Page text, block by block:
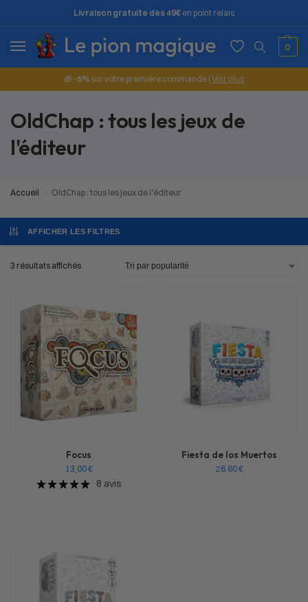
Livraison gratuite dès 49€ en point relais
0
🎁 -5% sur votre première commande ! Voir plus
OldChap : tous les jeux de
l'éditeur
Accueil OldChap : tous les jeux de l'éditeur
AFFICHER LES FILTRES
3 résultats affichés
Focus
13,00€
8 avis
Fiesta de los Muertos
26,60€